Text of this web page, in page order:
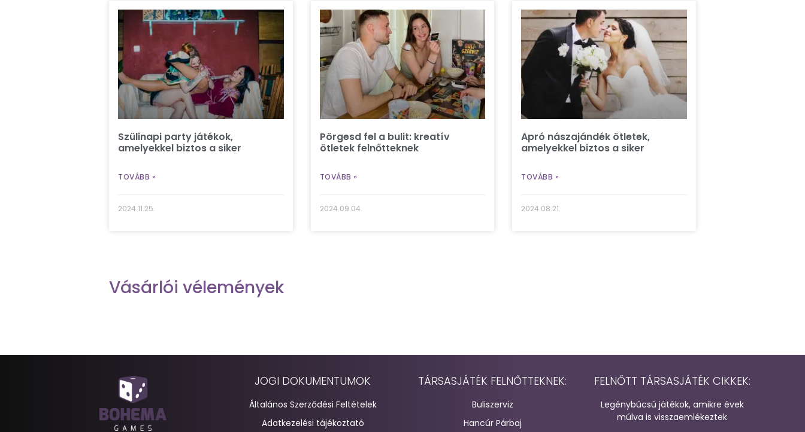
Szülinapi party játékok,
amelyekkel biztos a siker
TOVÁBB »
2024.11.25.
Pörgesd fel a bulit: kreatív
ötletek felnőtteknek
TOVÁBB »
2024.09.04.
Apró nászajándék ötletek,
amelyekkel biztos a siker
TOVÁBB »
2024.08.21.
Vásárlói vélemények
JOGI DOKUMENTUMOK
Általános Szerződési Feltételek
Adatkezelési tájékoztató
TÁRSASJÁTÉK FELNŐTTEKNEK:
Buliszerviz
Hancúr Párbaj
FELNŐTT TÁRSASJÁTÉK CIKKEK:
Legénybúcsú játékok, amikre évek
múlva is visszaemlékeztek